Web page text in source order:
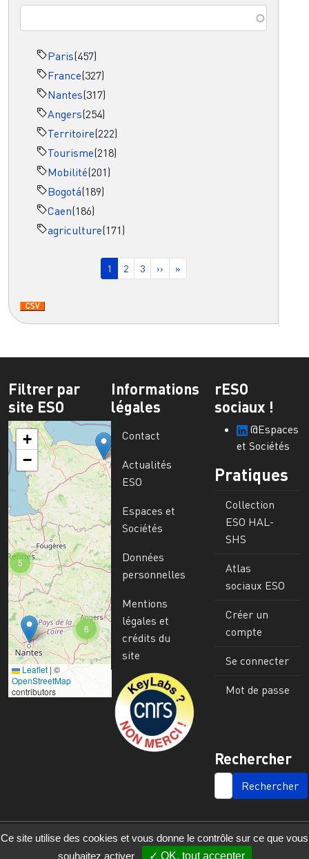
Paris(457)
France(327)
Nantes(317)
Angers(254)
Territoire(222)
Tourisme(218)
Mobilité(201)
Bogotá(189)
Caen(186)
agriculture(171)
Page courante
1 Page
2 Page
3 Page suivante
›› Dernière page
»
Filtrer par
site ESO
6
5
+
−
Leaflet | ©
OpenStreetMap
contributors
Informations
légales
Contact
Actualités
ESO
Espaces et
Sociétés
Données
personnelles
Mentions
légales et
crédits du
site
Image
rESO
sociaux !
@Espaces
et Sociétés
Pratiques
Collection
ESO HAL-
SHS
Atlas
sociaux ESO
Créer un
compte
Se connecter
Mot de passe
Rechercher
SEARCH
Ce site utilise des cookies et vous donne le contrôle sur ce que vous
souhaitez activer
OK, tout accepter